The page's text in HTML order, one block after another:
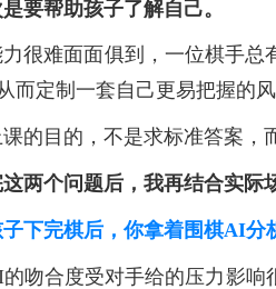
要帮助孩子了解自己。
力很难面面俱到，一位棋手
而定制一套自己更易把握的
的目的，不是求标准答案
两个问题后，我再结合实际
下完棋后，你拿着围棋AI分
吻合度受对手给的压力影响